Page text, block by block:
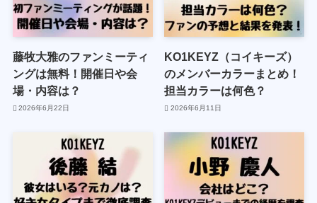
藤牧大雅のファンミーティ
ングは無料！開催日や会
場・内容は？
2026年6月22日
KO1KEYZ（コイキーズ）
のメンバーカラーまとめ！
担当カラーは何色？
2026年6月11日